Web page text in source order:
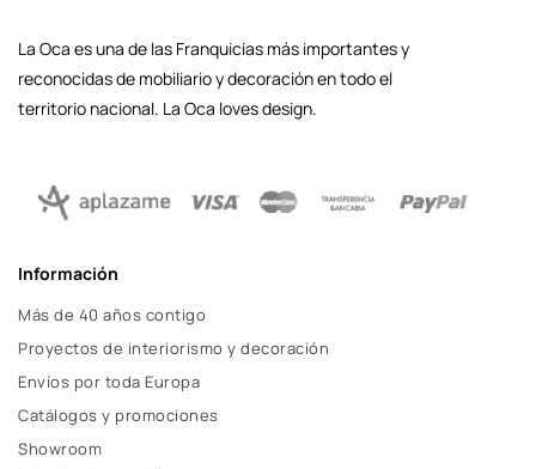
La Oca es una de las Franquicias más importantes y
reconocidas de mobiliario y decoración en todo el
territorio nacional. La Oca loves design.
Información
Más de 40 años contigo
Proyectos de interiorismo y decoración
Envíos por toda Europa
Catálogos y promociones
Showroom